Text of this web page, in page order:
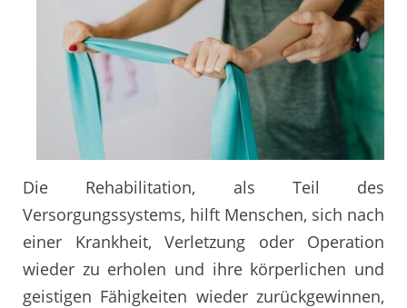
Die Rehabilitation, als Teil des
Versorgungssystems, hilft Menschen, sich nach
einer Krankheit, Verletzung oder Operation
wieder zu erholen und ihre körperlichen und
geistigen Fähigkeiten wieder zurückgewinnen,